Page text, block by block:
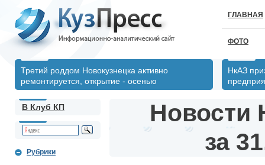
ГЛАВНАЯ
ФОТО
Третий роддом Новокузнецка активно
ремонтируется, открытие - осенью
НкАЗ
В Клуб КП
Рубрики
Новости
за